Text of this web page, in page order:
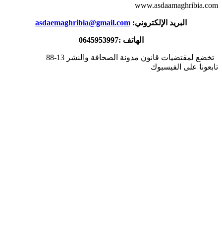
www.asdaamaghribia.com
البريد الإلكتروني: asdaemaghribia@gmail.com
الهاتف :0645953997
تخضع لمقتضيات قانون مدونة الصحافة والنشر 13-88
تابعونا على الفيسبوك